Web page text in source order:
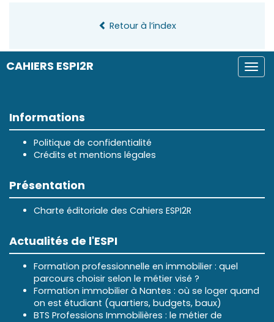
CAHIERS ESPI2R
Retour à l’index
Informations
Politique de confidentialité
Crédits et mentions légales
Présentation
Charte éditoriale des Cahiers ESPI2R
Actualités de l'ESPI
Formation professionnelle en immobilier : quel
parcours choisir selon le métier visé ?
Formation immobilier à Nantes : où se loger quand
on est étudiant (quartiers, budgets, baux)
BTS Professions Immobilières : le métier de